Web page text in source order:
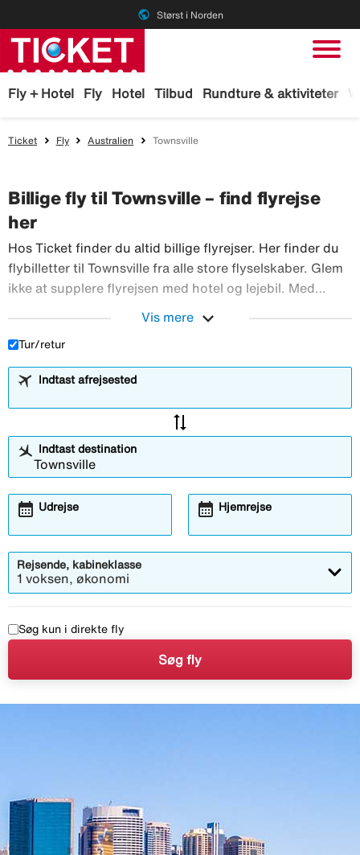
public Størst i Norden
Fly + Hotel Fly Hotel Tilbud Rundture & aktiviteter
Ticket Fly Australien Townsville
Billige fly til Townsville – find flyrejse
her
Hos Ticket finder du altid billige flyrejser. Her finder du
flybilletter til Townsville fra alle store flyselskaber. Glem
ikke at supplere flyrejsen med hotel og lejebil. Med
Vis mere expand_more
Tur/retur
Indtast afrejsested
sync_alt
Indtast destination
Udrejse
calendar_month Hjemrejse
calendar_month
Rejsende, kabineklasse
1 voksen, økonomi
Søg kun i direkte fly
Søg fly